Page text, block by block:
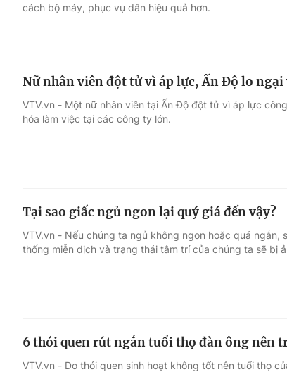
cách bộ máy, phục vụ dân hiệu quả hơn.
Nữ nhân viên đột tử vì áp lực, Ấn Độ lo ngại
VTV.vn - Một nữ nhân viên tại Ấn Độ đột tử vì áp lực
hóa làm việc tại các công ty lớn.
Tại sao giấc ngủ ngon lại quý giá đến vậy?
VTV.vn - Nếu chúng ta ngủ không ngon hoặc quá ngắn,
thống miễn dịch và trạng thái tâm trí của chúng ta sẽ bị
6 thói quen rút ngắn tuổi thọ đàn ông nên
VTV.vn - Do thói quen sinh hoạt không tốt nên tuổi thọ